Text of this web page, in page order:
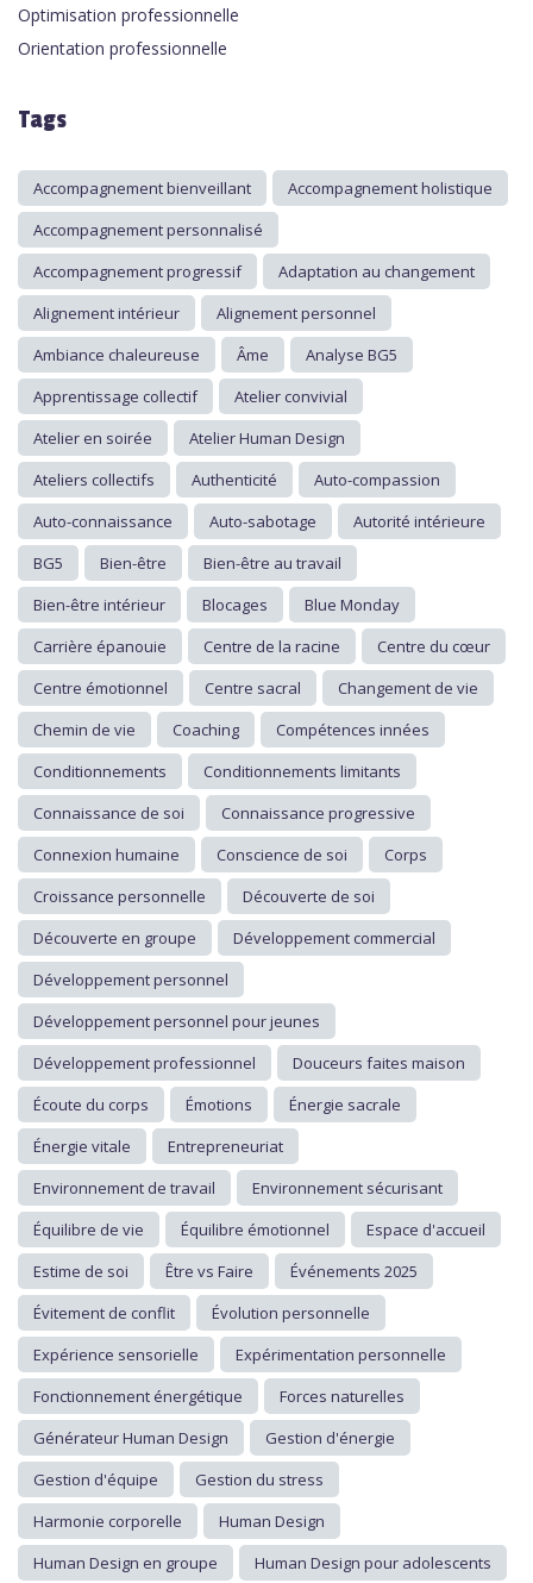
Optimisation professionnelle
Orientation professionnelle
Tags
Accompagnement bienveillant
Accompagnement holistique
Accompagnement personnalisé
Accompagnement progressif
Adaptation au changement
Alignement intérieur
Alignement personnel
Ambiance chaleureuse
Âme
Analyse BG5
Apprentissage collectif
Atelier convivial
Atelier en soirée
Atelier Human Design
Ateliers collectifs
Authenticité
Auto-compassion
Auto-connaissance
Auto-sabotage
Autorité intérieure
BG5
Bien-être
Bien-être au travail
Bien-être intérieur
Blocages
Blue Monday
Carrière épanouie
Centre de la racine
Centre du cœur
Centre émotionnel
Centre sacral
Changement de vie
Chemin de vie
Coaching
Compétences innées
Conditionnements
Conditionnements limitants
Connaissance de soi
Connaissance progressive
Connexion humaine
Conscience de soi
Corps
Croissance personnelle
Découverte de soi
Découverte en groupe
Développement commercial
Développement personnel
Développement personnel pour jeunes
Développement professionnel
Douceurs faites maison
Écoute du corps
Émotions
Énergie sacrale
Énergie vitale
Entrepreneuriat
Environnement de travail
Environnement sécurisant
Équilibre de vie
Équilibre émotionnel
Espace d'accueil
Estime de soi
Être vs Faire
Événements 2025
Évitement de conflit
Évolution personnelle
Expérience sensorielle
Expérimentation personnelle
Fonctionnement énergétique
Forces naturelles
Générateur Human Design
Gestion d'énergie
Gestion d'équipe
Gestion du stress
Harmonie corporelle
Human Design
Human Design en groupe
Human Design pour adolescents